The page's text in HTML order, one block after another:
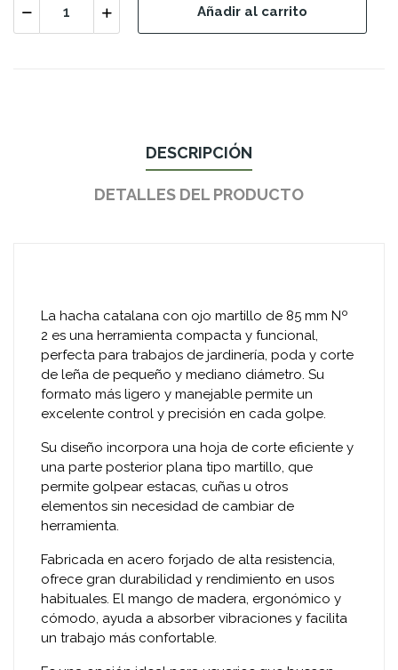
Añadir al carrito
DESCRIPCIÓN
DETALLES DEL PRODUCTO
La hacha catalana con ojo martillo de 85 mm Nº
2 es una herramienta compacta y funcional,
perfecta para trabajos de jardinería, poda y corte
de leña de pequeño y mediano diámetro. Su
formato más ligero y manejable permite un
excelente control y precisión en cada golpe.
Su diseño incorpora una hoja de corte eficiente y
una parte posterior plana tipo martillo, que
permite golpear estacas, cuñas u otros
elementos sin necesidad de cambiar de
herramienta.
Fabricada en acero forjado de alta resistencia,
ofrece gran durabilidad y rendimiento en usos
habituales. El mango de madera, ergonómico y
cómodo, ayuda a absorber vibraciones y facilita
un trabajo más confortable.